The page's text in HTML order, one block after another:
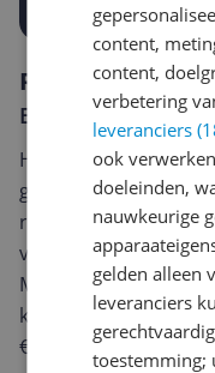
Reviews
Er zijn nog geen
Heb jij dit product in
geven? Start dan
review. Afhankelijk
van een review
Met jouw mening
keuze te maken én
€250,-!
Klik hier voor
content,
content,
verbetering
leveranciers
ook
doeleinden,
nauwkeurige
gelden alleen
leveranciers
toestemming;